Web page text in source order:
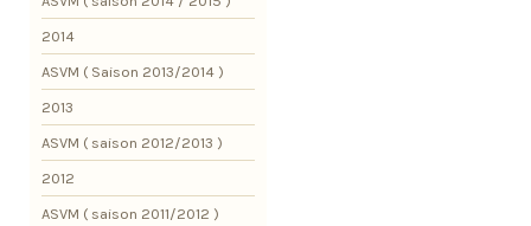
2014
ASVM ( Saison 2013/2014 )
2013
ASVM ( saison 2012/2013 )
2012
ASVM ( saison 2011/2012 )